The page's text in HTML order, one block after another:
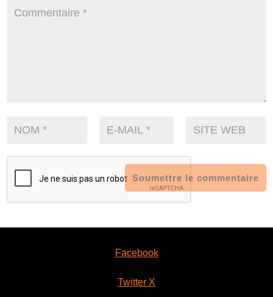
Soumettre le commentaire
Facebook
Twitter X